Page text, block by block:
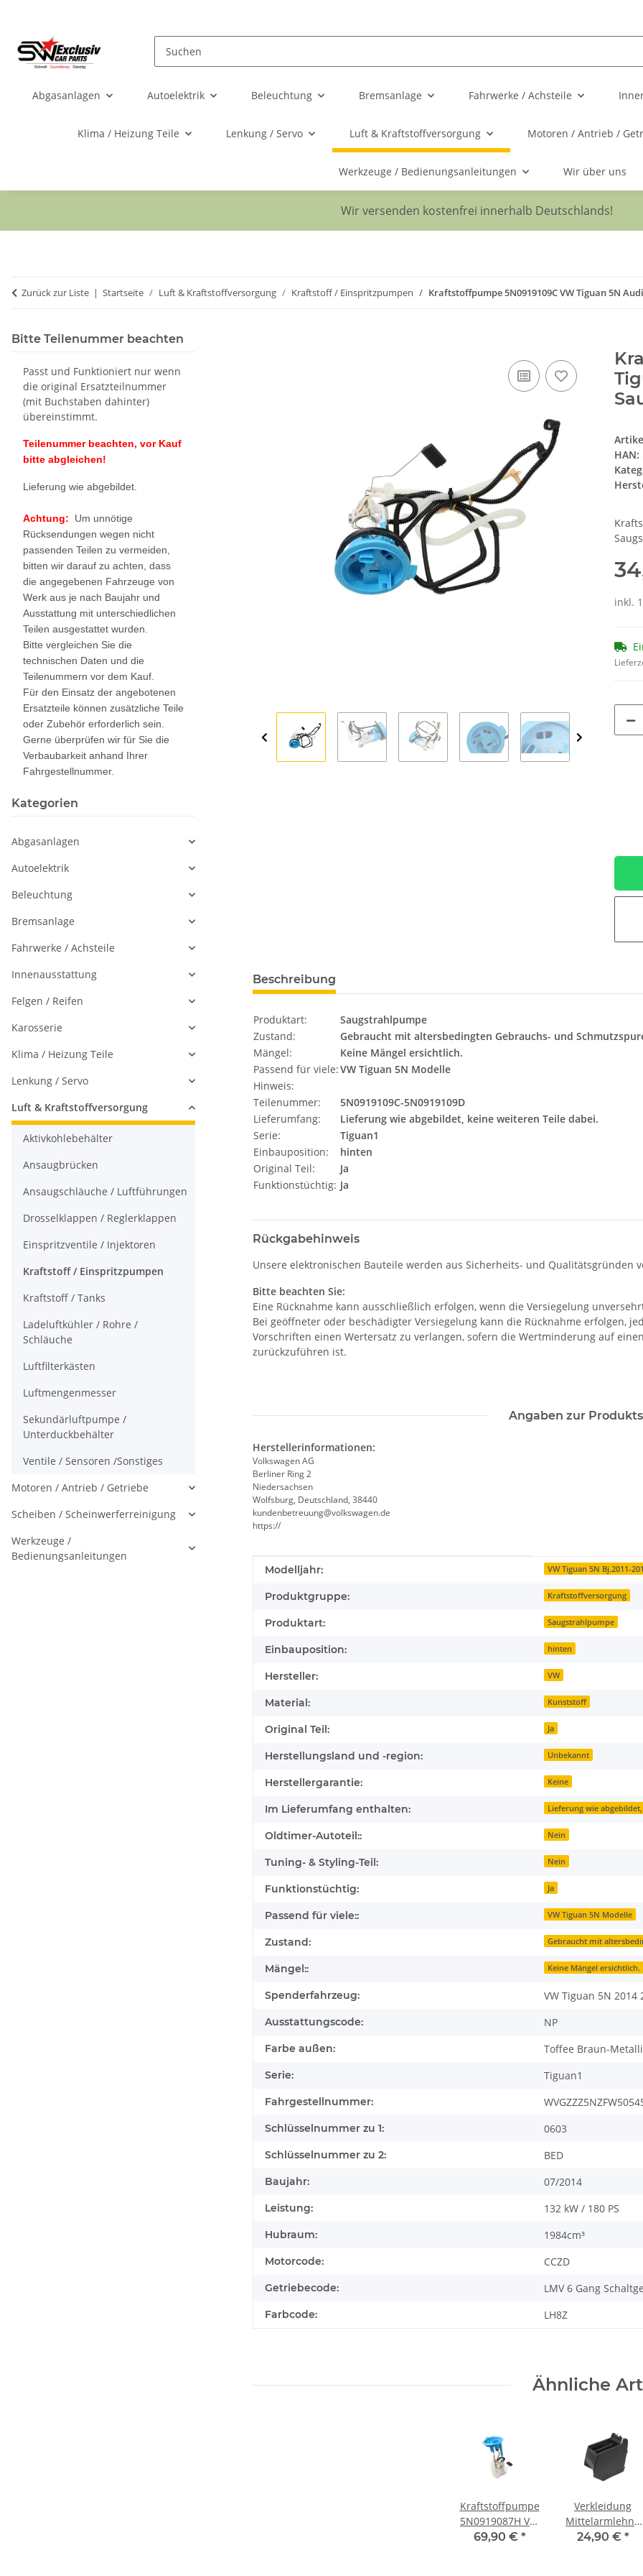
Abgasanlagen Autoelektrik Beleuchtung Bremsanlage Fahrwerke / Achsteile
Klima / Heizung Teile Lenkung / Servo Luft & Kraftstoffversorgung Motoren / Antrieb /
Werkzeuge / Bedienungsanleitungen Wir über uns
Wir versenden kostenfrei innerhalb Deutschlands!
Zurück zur Liste Startseite Luft & Kraftstoffversorgung Kraftstoff / Einspritzpumpen Kraftstoffpumpe 5N0919109C VW Tiguan 5N
HAN:
inkl.
Beschreibung
Produktart:
Saugstrahlpumpe
Zustand:
Gebraucht mit altersbedingten Gebrauchs- und
Mängel:
Keine Mängel ersichtlich.
Passend für viele:VW Tiguan 5N Modelle
Hinweis:
Teilenummer:
5N0919109C-5N0919109D
Lieferumfang:
Lieferung wie abgebildet, keine weiteren Teile dabei.
Serie:
Tiguan1
Einbauposition:
hinten
Original Teil:
Ja
Funktionstüchtig: Ja
Rückgabehinweis
Unsere elektronischen Bauteile werden aus Sicherheits- und Qualitätsgründen
Bitte beachten Sie:
Eine Rücknahme kann ausschließlich erfolgen, wenn die Versiegelung
Bei geöffneter oder beschädigter Versiegelung kann die Rücknahme erfolgen,
Vorschriften einen Wertersatz zu verlangen, sofern die Wertminderung auf
zurückzuführen ist.
Angaben zur
Herstellerinformationen:
Volkswagen AG
Berliner Ring 2
Niedersachsen
Wolfsburg, Deutschland, 38440
kundenbetreuung@volkswagen.de
https://
Produkteigenschaft
Wert
Modelljahr: VW Tiguan 5N Bj.2011-
Produktgruppe: Kraftstoffversorgung
Produktart: Saugstrahlpumpe
Einbauposition: hinten
Hersteller: VW
Material: Kunststoff
Original Teil: Ja
Herstellungsland und -region: Unbekannt
Herstellergarantie: Keine
Im Lieferumfang enthalten: Lieferung wie
Oldtimer-Autoteil:: Nein
Tuning- & Styling-Teil: Nein
Funktionstüchtig: Ja
Passend für viele:: VW Tiguan 5N Modelle
Zustand: Gebraucht mit
Mängel:: Keine Mängel ersichtlich.
Spenderfahrzeug: VW Tiguan 5N 2014
Ausstattungscode: NP
Farbe außen: Toffee Braun-
Serie: Tiguan1
Fahrgestellnummer:
Schlüsselnummer zu 1: 0603
Schlüsselnummer zu 2: BED
Baujahr: 07/2014
Leistung: 132 kW / 180 PS
Hubraum: 1984cm³
Motorcode: CCZD
Getriebecode: LMV 6 Gang
Farbcode: LH8Z
Ähnliche
Kraftstoffpumpe
5N0919087H VW
Tiguan 5N Audi
69,90 € *
Verkleidung
Mittelarmlehne
schwarz VW
24,90 € *
Bitte Teilenummer beachten
Passt und Funktioniert nur wenn
die original Ersatzteilnummer
(mit Buchstaben dahinter)
übereinstimmt.
Teilenummer beachten, vor Kauf
bitte abgleichen!
Lieferung wie abgebildet.
Achtung: Um unnötige
Rücksendungen wegen nicht
passenden Teilen zu vermeiden,
bitten wir darauf zu achten, dass
die angegebenen Fahrzeuge von
Werk aus je nach Baujahr und
Ausstattung mit unterschiedlichen
Teilen ausgestattet wurden.
Bitte vergleichen Sie die
technischen Daten und die
Teilenummern vor dem Kauf.
Für den Einsatz der angebotenen
Ersatzteile können zusätzliche Teile
oder Zubehör erforderlich sein.
Gerne überprüfen wir für Sie die
Verbaubarkeit anhand Ihrer
Fahrgestellnummer.
Kategorien
Abgasanlagen
Autoelektrik
Beleuchtung
Bremsanlage
Fahrwerke / Achsteile
Innenausstattung
Felgen / Reifen
Karosserie
Klima / Heizung Teile
Lenkung / Servo
Luft & Kraftstoffversorgung
Aktivkohlebehälter
Ansaugbrücken
Ansaugschläuche / Luftführungen
Drosselklappen / Reglerklappen
Einspritzventile / Injektoren
Kraftstoff / Einspritzpumpen
Kraftstoff / Tanks
Ladeluftkühler / Rohre /
Schläuche
Luftfilterkästen
Luftmengenmesser
Sekundärluftpumpe /
Unterduckbehälter
Ventile / Sensoren /Sonstiges
Motoren / Antrieb / Getriebe
Scheiben / Scheinwerferreinigung
Werkzeuge /
Bedienungsanleitungen